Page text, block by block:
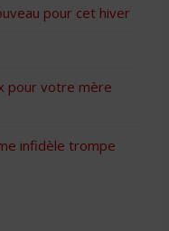
pour cet hiver
pour votre mère
infidèle trompe